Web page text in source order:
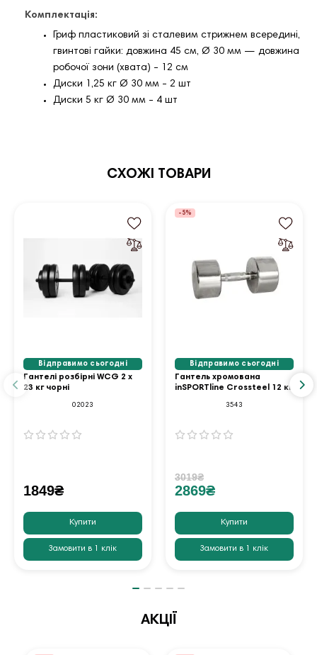
Комплектація:
Гриф пластиковий зі сталевим стрижнем всередині,
гвинтові гайки: довжина 45 см, Ø 30 мм — довжина
робочої зони (хвата) - 12 см
Диски 1,25 кг Ø 30 мм - 2 шт
Диски 5 кг Ø 30 мм - 4 шт
СХОЖІ ТОВАРИ
Відправимо сьогодні
Гантелі розбірні WCG 2 х
23 кг чорні
02023
1849₴
Купити
Замовити в 1 клік
-5%
Відправимо сьогодні
Гантель хромована
inSPORTline Crossteel 12 кг
3543
3019₴
2869₴
Купити
Замовити в 1 клік
АКЦІЇ